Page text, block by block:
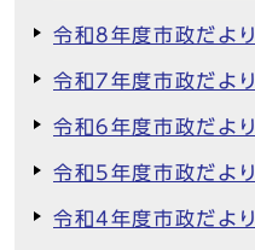
令和8年度市政だより
令和7年度市政だより
令和6年度市政だより
令和5年度市政だより
令和4年度市政だより